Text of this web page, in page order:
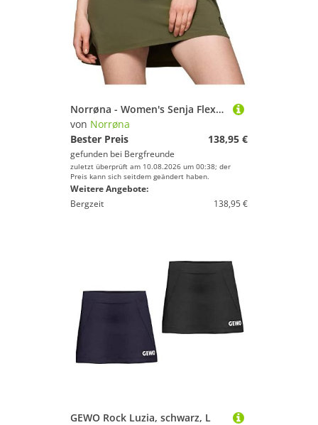
Norrøna - Women's Senja Flex1 Skirt - Laufrock Gr M oliv
von Norrøna
Bester Preis
138,95 €
gefunden bei Bergfreunde
zuletzt überprüft am 10.08.2026 um 00:38; der
Preis kann sich seitdem geändert haben.
Weitere Angebote:
Bergzeit
138,95 €
GEWO Rock Luzia, schwarz, L